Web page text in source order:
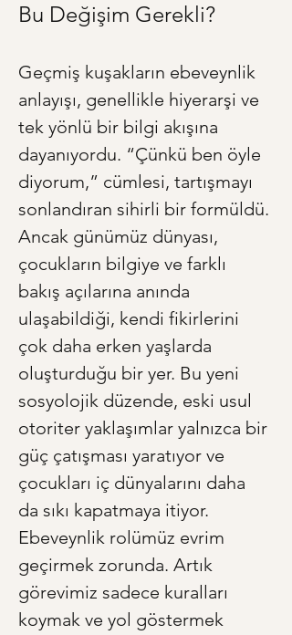
Bu Değişim Gerekli?
Geçmiş kuşakların ebeveynlik
anlayışı, genellikle hiyerarşi ve
tek yönlü bir bilgi akışına
dayanıyordu. “Çünkü ben öyle
diyorum,” cümlesi, tartışmayı
sonlandıran sihirli bir formüldü.
Ancak günümüz dünyası,
çocukların bilgiye ve farklı
bakış açılarına anında
ulaşabildiği, kendi fikirlerini
çok daha erken yaşlarda
oluşturduğu bir yer. Bu yeni
sosyolojik düzende, eski usul
otoriter yaklaşımlar yalnızca bir
güç çatışması yaratıyor ve
çocukları iç dünyalarını daha
da sıkı kapatmaya itiyor.
Ebeveynlik rolümüz evrim
geçirmek zorunda. Artık
görevimiz sadece kuralları
koymak ve yol göstermek